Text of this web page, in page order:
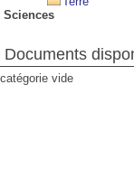
Sciences
Documents
catégorie vide